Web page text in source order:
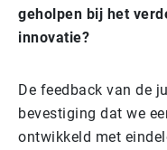
geholpen bij het
innovatie?
De feedback van de
bevestiging dat we
ontwikkeld met